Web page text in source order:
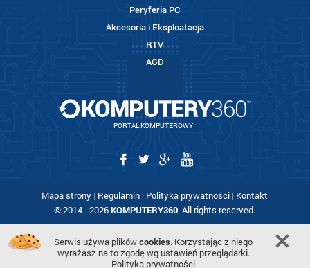
Peryferia PC
Akcesoria i Eksploatacja
RTV
AGD
PORTAL KOMPUTEROWY
Mapa strony | Regulamin | Polityka prywatności | Kontakt
© 2014 - 2026KOMPUTERY360. All rights reserved.
Serwis używa plikówcookies. Korzystając z niego
wyrażasz na to zgodę wg ustawień przeglądarki.
Polityka prywatności